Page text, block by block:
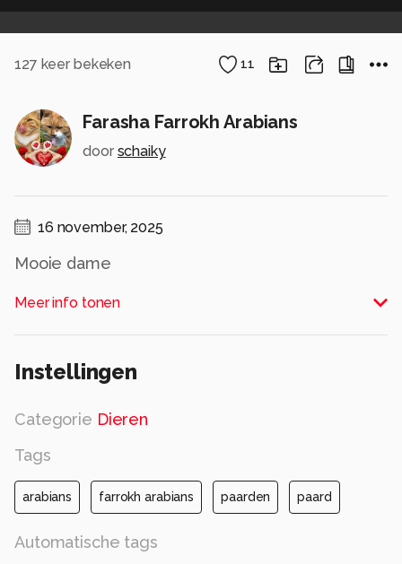
127 keer bekeken 11
Farasha Farrokh Arabians
door schaiky
16 november, 2025
Mooie dame
Alle rechten voorbehouden
Meer info tonen
Instellingen
Categorie Dieren
Tags
arabians farrokh arabians paarden paard
Automatische tags